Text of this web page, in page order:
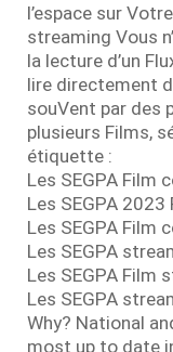
l’espace sur
streaming Vous
la lecture d’un
lire directement
souVent par des
plusieurs Films,
étiquette :
Les SEGPA Film
Les SEGPA
Les SEGPA Film
Les SEGPA
Les SEGPA Film
Les SEGPA
Why? National
most up to date